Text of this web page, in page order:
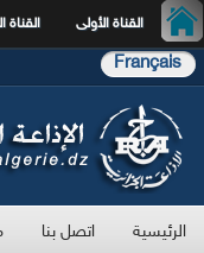
القناة الأولى القناة
Français
الرئيسية اتصل بنا